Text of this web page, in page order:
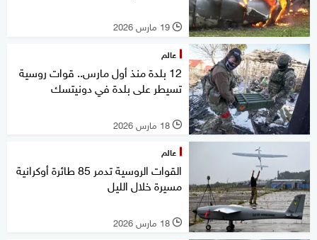
l 19 مارس 2026
عالم
12 بلدة منذ أول مارس.. قوات روسية
تسيطر على بلدة في دونيتسك
l 18 مارس 2026
عالم
القوات الروسية تدمر 85 طائرة أوكرانية
مسيرة خلال الليل
l 18 مارس 2026